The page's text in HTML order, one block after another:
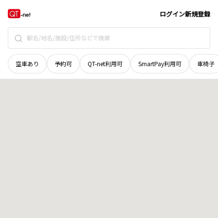
ログイン新規登録
空車あり 予約可 QT-net利用可 SmartPay利用可 車椅子
新潟県